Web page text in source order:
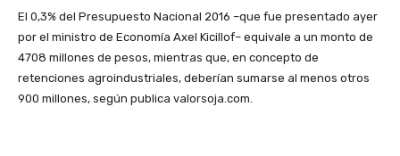
El 0,3% del Presupuesto Nacional 2016 –que fue presentado ayer
por el ministro de Economía Axel Kicillof– equivale a un monto de
4708 millones de pesos, mientras que, en concepto de
retenciones agroindustriales, deberían sumarse al menos otros
900 millones, según publica valorsoja.com.